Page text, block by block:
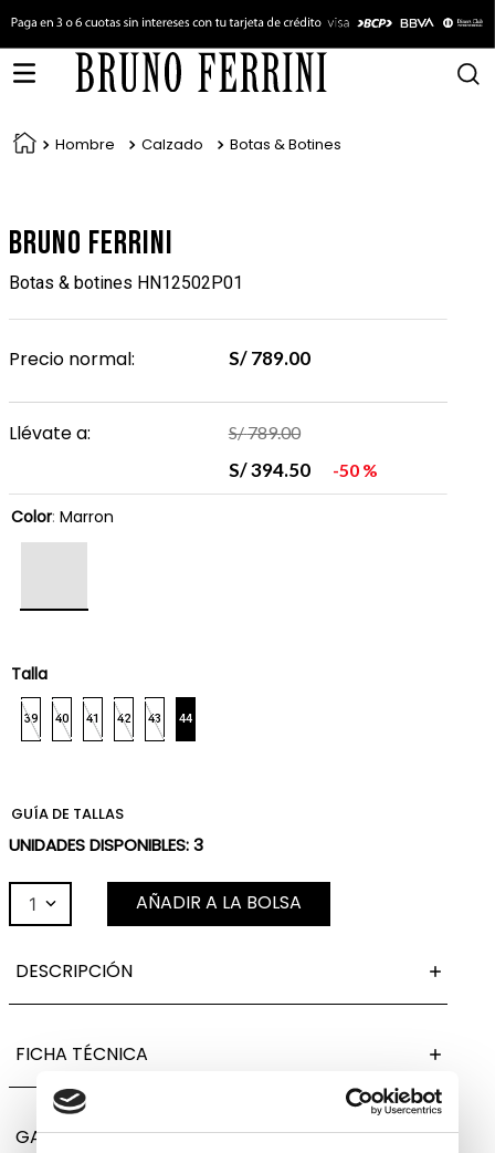
Hombre Calzado Botas & Botines
Bruno Ferrini
Botas & botines HN12502P01
Precio normal: S/ 789.00
Llévate a: S/789.00
S/394.50 50 %
Color: Marron
Talla
39 40 41 42 43 44
GUÍA DE TALLAS
UNIDADES DISPONIBLES:3
1 AÑADIR A LA BOLSA
DESCRIPCIÓN
FICHA TÉCNICA
GARANTÍA, CAMBIOS Y DEVOLUCIONES